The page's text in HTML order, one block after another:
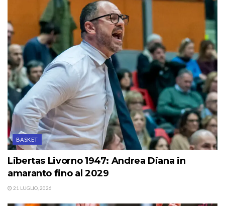
BASKET
Libertas Livorno 1947: Andrea Diana in
amaranto fino al 2029
21 LUGLIO, 2026